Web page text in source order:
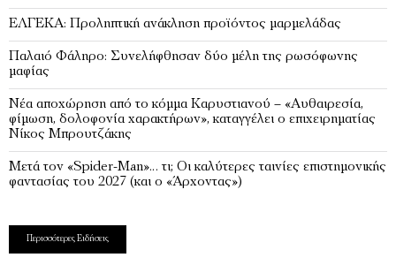
ΕΛΓΕΚΑ: Προληπτική ανάκληση προϊόντος μαρμελάδας
Παλαιό Φάληρο: Συνελήφθησαν δύο μέλη της ρωσόφωνης
μαφίας
Νέα αποχώρηση από το κόμμα Καρυστιανού – «Αυθαιρεσία,
φίμωση, δολοφονία χαρακτήρων», καταγγέλει ο επιχειρηματίας
Νίκος Μπρουτζάκης
Μετά τον «Spider-Man»… τι; Oι καλύτερες ταινίες επιστημονικής
φαντασίας του 2027 (και ο «Άρχοντας»)
Περισσότερες Ειδήσεις